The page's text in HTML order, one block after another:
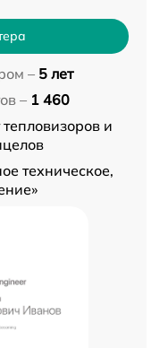
– 5 лет
– 1 460
и
техническое,